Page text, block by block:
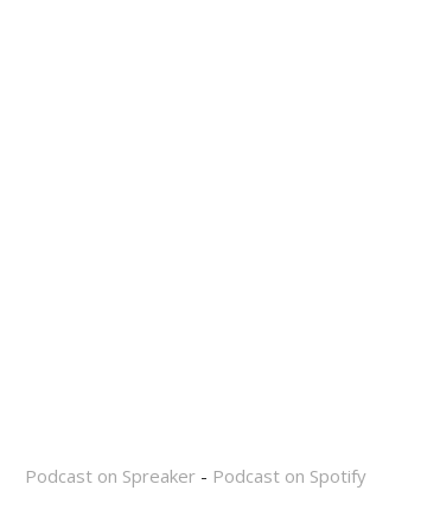
Podcast on Spreaker- Podcast on Spotify